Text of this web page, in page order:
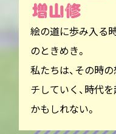
絵の道に歩み入る
のときめき。
私たちは、その時
チしていく、時代
かもしれない。